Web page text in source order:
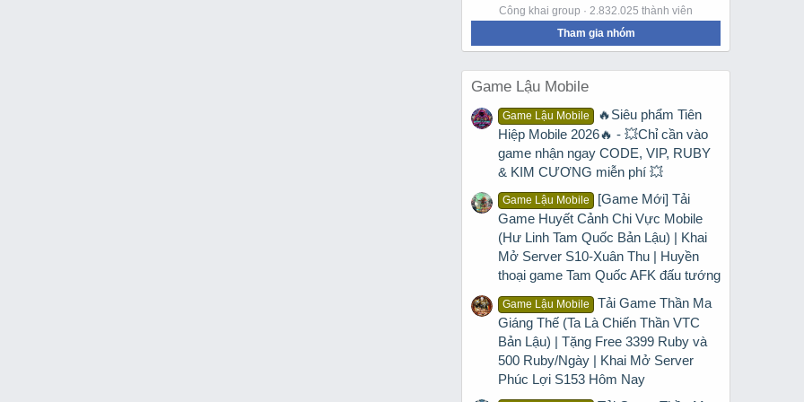
Công khai group · 2.832.025 thành viên
Tham gia nhóm
Game Lậu Mobile
Game Lậu Mobile
🔥Siêu phẩm Tiên
Hiệp Mobile 2026🔥 - 💥Chỉ cần vào
game nhận ngay CODE, VIP, RUBY
& KIM CƯƠNG miễn phí 💥
Game Lậu Mobile
[Game Mới] Tải
Game Huyết Cảnh Chi Vực Mobile
(Hư Linh Tam Quốc Bản Lậu) | Khai
Mở Server S10-Xuân Thu | Huyền
thoại game Tam Quốc AFK đấu tướng
Game Lậu Mobile
Tải Game Thần Ma
Giáng Thế (Ta Là Chiến Thần VTC
Bản Lậu) | Tặng Free 3399 Ruby và
500 Ruby/Ngày | Khai Mở Server
Phúc Lợi S153 Hôm Nay